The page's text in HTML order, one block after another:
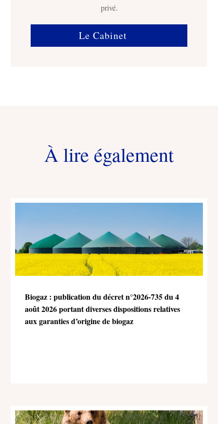
privé.
Le Cabinet
À lire également
Biogaz : publication du décret n°2026-735 du 4
août 2026 portant diverses dispositions relatives
aux garanties d’origine de biogaz